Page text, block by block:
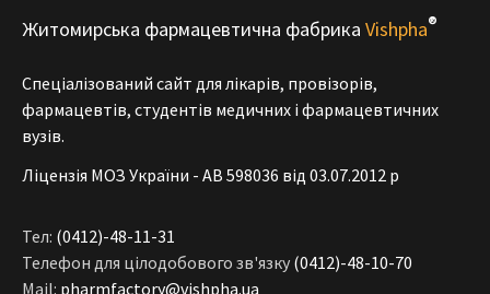
Житомирська фармацевтична фабрика Vishpha®
Спеціалізований сайт для лікарів, провізорів,
фармацевтів, студентів медичних і фармацевтичних
вузів.
Ліцензія МОЗ України - АВ 598036 від 03.07.2012 р
Тел: (0412)-48-11-31
Телефон для цілодобового зв'язку (0412)-48-10-70
Mail: pharmfactory@vishpha.ua